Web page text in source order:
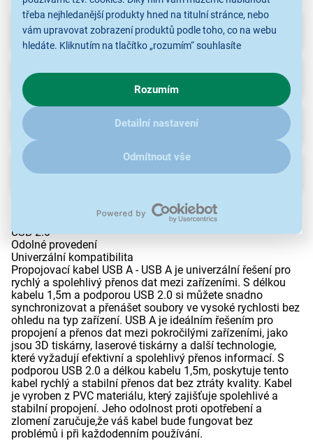
třeba nejhledanější produkty hned na titulní stránce, nebo
vám upravovat zobrazení produktů podle toho, co na webu
hledáte. Kliknutím na tlačítko „rozumím“ souhlasíte
chování na webu pro zobrazení cílených reklam. Pokud vás
zajímají detaily, jak u nás s cookies a dalšími údaji pracujeme,
kliknětesem.
Rozumím
Detailní nastavení
Odmítnout vše
Popis
USB 2.0
Odolné provedení
Univerzální kompatibilita
Propojovací kabel USB A - USB A je univerzální řešení pro
rychlý a spolehlivý přenos dat mezi zařízeními. S délkou
kabelu 1,5m a podporou USB 2.0 si můžete snadno
synchronizovat a přenášet soubory ve vysoké rychlosti bez
ohledu na typ zařízení. USB A je ideálním řešením pro
propojení a přenos dat mezi pokročilými zařízeními, jako
jsou 3D tiskárny, laserové tiskárny a další technologie,
které vyžadují efektivní a spolehlivý přenos informací. S
podporou USB 2.0 a délkou kabelu 1,5m, poskytuje tento
kabel rychlý a stabilní přenos dat bez ztráty kvality. Kabel
je vyroben z PVC materiálu, který zajišťuje spolehlivé a
stabilní propojení. Jeho odolnost proti opotřebení a
zlomení zaručuje,že váš kabel bude fungovat bez
problémů i při každodenním používání.
Parametry
Recenze(2)
Ke stažení